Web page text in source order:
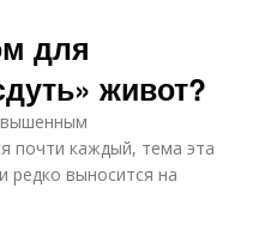
для
живот?
почти каждый, тема эта
редко выносится на